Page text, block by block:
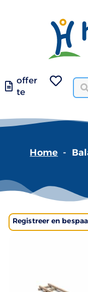
offer
te
Home -
Registreer en